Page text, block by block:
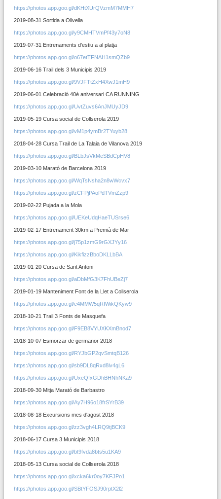
https://photos.app.goo.gl/dKHtXUrQVzmM7MMH7
2019-08-31 Sortida a Olivella
https://photos.app.goo.gl/y9CMHTVmPf43y7oN8
2019-07-31 Entrenaments d'estiu a al platja
https://photos.app.goo.gl/o67etTFNAH1smQZb9
2019-06-16 Trail dels 3 Municipis 2019
https://photos.app.goo.gl/9VJFTtZxH4XwJ1mH9
2019-06-01 Celebració 40è aniversari CA RUNNING
https://photos.app.goo.gl/UvtZuvs6AnJMUyJD9
2019-05-19 Cursa social de Collserola 2019
https://photos.app.goo.gl/vM1p4ymBr2TYuyb28
2018-04-28 Cursa Trail de La Talaia de Vilanova 2019
https://photos.app.goo.gl/BLbJsVkMeSBdCpHV8
2019-03-10 Marató de Barcelona 2019
https://photos.app.goo.gl/WqTsNsha2n8wWcvx7
https://photos.app.goo.gl/zCFPjPAoPdTVmZzp9
2019-02-22 Pujada a la Mola
https://photos.app.goo.gl/UEKeUdqHaeTUSrse6
2019-02-17 Entrenament 30km a Premià de Mar
https://photos.app.goo.gl/j75p1zmG9rGXJYy16
https://photos.app.goo.gl/KikfizzBboDKLLbBA
2019-01-20 Cursa de Sant Antoni
https://photos.app.goo.gl/aDbMfG3K7FhUBeZj7
2019-01-19 Manteniment Font de la Llet a Collserola
https://photos.app.goo.gl/e4MMW5qRfWikQKyw9
2018-10-21 Trail 3 Fonts de Masquefa
https://photos.app.goo.gl/F9EB8VYUXKXmBnod7
2018-10-07 Esmorzar de germanor 2018
https://photos.app.goo.gl/RYJbGP2qvSmtqB126
https://photos.app.goo.gl/sb9DL8qRxd8iv4gL6
https://photos.app.goo.gl/UxeQfxGDhBHNhNKa9
2018-09-30 Mitja Marató de Barbastro
https://photos.app.goo.gl/Ay7H96o18frSYrB39
2018-08-18 Excursions mes d'agost 2018
https://photos.app.goo.gl/zz3vgh4LRQ9tjBCK9
2018-06-17 Cursa 3 Municipis 2018
https://photos.app.goo.gl/bt9fvda8bts5u1KA9
2018-05-13 Cursa social de Collserola 2018
https://photos.app.goo.gl/xcka6kr0oy7KFJPo1
https://photos.app.goo.gl/SBtYFOSJ90rptX2l2